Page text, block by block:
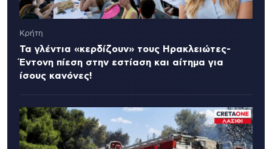
Κρήτη
Τα γλέντια «κερδίζουν» τους Ηρακλειώτες-
Έντονη πίεση στην εστίαση και αίτημα για
ίσους κανόνες!